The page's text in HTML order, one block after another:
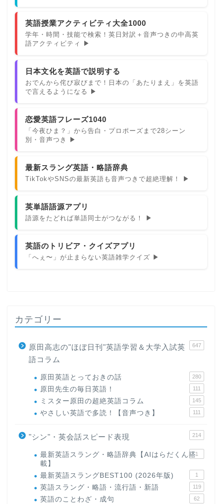
英語授業アクティビティ大全1000
学年・時間・技能で検索！英日対訳＋音声つきの中高英
語アクティビティ ▶
日本文化を英語で説明する
おでんから侘び寂びまで！日本の「あたりまえ」を英語
で言えるようになる ▶
恋愛英語フレーズ1040
「今夜ひま？」から告白・プロポーズまで28シーン
別・音声つき ▶
最新スラング英語・略語辞典
TikTokやSNSの最新英語も音声つきで超絶理解！ ▶
英単語語源アプリ
語源をたどれば単語同士がつながる！ ▶
英語のトリビア・クイズアプリ
「へぇ〜」が止まらない英語雑学クイズ ▶
カテゴリー
原田高志の"ほぼ日刊"英語学習＆大学入試英
語コラム
647
原田英語とっておきの話 280
原田先生の毎日英語！ 111
ミスター原田の超絶英語コラム 145
やさしい英語で多読！【音声つき】 111
"シン"・英会話スピード表現 214
最新英語スラング・略語辞典【AIはらだくん搭
載】
1
最新英語スラングBEST100 (2026年版) 1
英語スラング・略語・流行語・新語 119
英語のことわざ・成句 62